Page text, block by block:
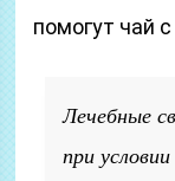
помогут чай
Лечебные
при